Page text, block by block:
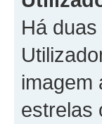
Há
imagem
estrelas